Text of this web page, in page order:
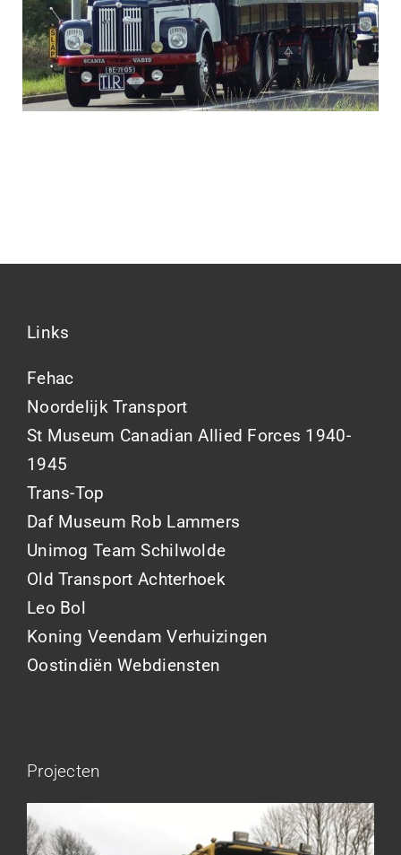
Links
Fehac
Noordelijk Transport
St Museum Canadian Allied Forces 1940-
1945
Trans-Top
Daf Museum Rob Lammers
Unimog Team Schilwolde
Old Transport Achterhoek
Leo Bol
Koning Veendam Verhuizingen
Oostindiën Webdiensten
Projecten